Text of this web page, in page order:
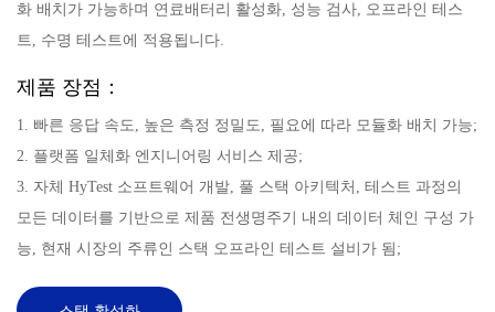
화 배치가 가능하며 연료배터리 활성화, 성능 검사, 오프라인 테스
트, 수명 테스트에 적용됩니다.
제품 장점：
1. 빠른 응답 속도, 높은 측정 정밀도, 필요에 따라 모듈화 배치 가능;
2. 플랫폼 일체화 엔지니어링 서비스 제공;
3. 자체 HyTest 소프트웨어 개발, 풀 스택 아키텍처, 테스트 과정의
모든 데이터를 기반으로 제품 전생명주기 내의 데이터 체인 구성 가
능, 현재 시장의 주류인 스택 오프라인 테스트 설비가 됨;